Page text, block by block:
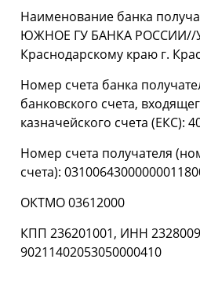
Наименование банка
ЮЖНОЕ ГУ БАНКА РОССИИ//
Краснодарскому краю г.
Номер счета банка
банковского счета,
казначейского счета (ЕКС):
Номер счета получателя
счета):
ОКТМО 03612000
КПП 236201001, ИНН
90211402053050000410